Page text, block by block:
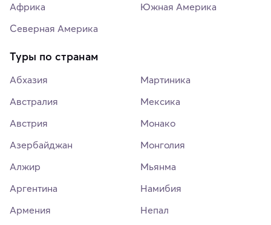
Африка
Северная Америка
Южная Америка
Туры по странам
Абхазия
Австралия
Австрия
Азербайджан
Алжир
Аргентина
Армения
Мартиника
Мексика
Монако
Монголия
Мьянма
Намибия
Непал